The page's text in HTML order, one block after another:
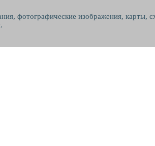
фотографические изображения, карты,